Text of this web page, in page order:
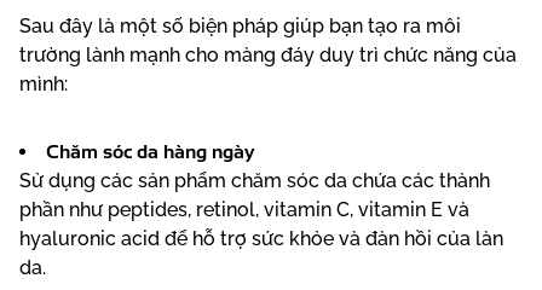
Sau đây là một số biện pháp giúp bạn tạo ra môi
trường lành mạnh cho màng đáy duy trì chức năng của
mình:
Chăm sóc da hàng ngày
Sử dụng các sản phẩm chăm sóc da chứa các thành
phần như peptides, retinol, vitamin C, vitamin E và
hyaluronic acid để hỗ trợ sức khỏe và đàn hồi của làn
da.